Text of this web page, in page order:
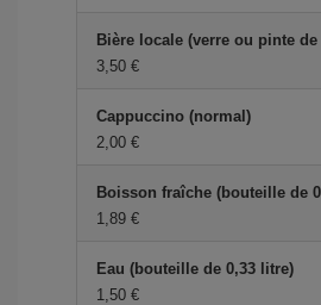
Bière locale (verre ou pinte
3,50 €
Cappuccino (normal)
2,00 €
Boisson fraîche (bouteille de
1,89 €
Eau (bouteille de 0,33 litre)
1,50 €